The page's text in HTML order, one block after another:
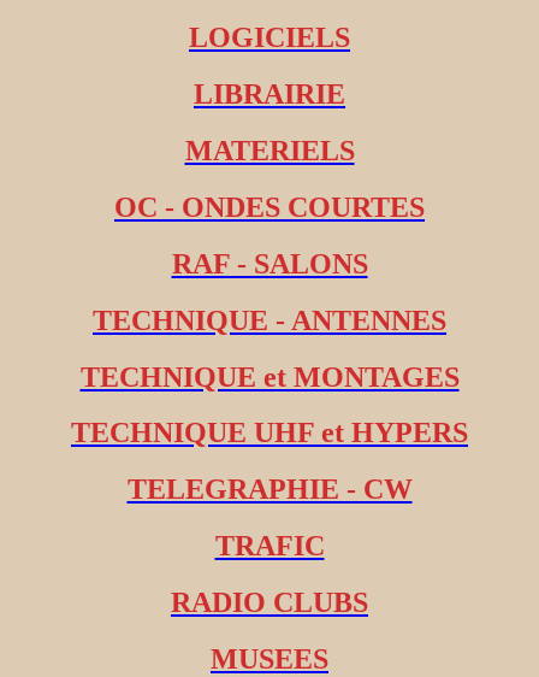
LOGICIELS
LIBRAIRIE
MATERIELS
OC - ONDES COURTES
RAF - SALONS
TECHNIQUE - ANTENNES
TECHNIQUE et MONTAGES
TECHNIQUE UHF et HYPERS
TELEGRAPHIE - CW
TRAFIC
RADIO CLUBS
MUSEES